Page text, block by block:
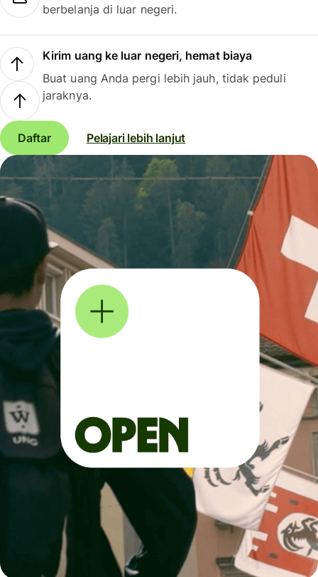
berbelanja di luar negeri.
Kirim uang ke luar negeri, hemat biaya
Buat uang Anda pergi lebih jauh, tidak peduli
jaraknya.
Daftar Pelajari lebih lanjut